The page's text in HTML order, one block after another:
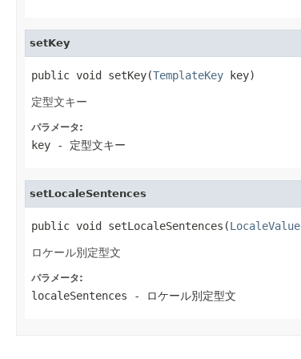
setKey
public void setKey(TemplateKey key)
定型文キー
パラメータ:
key - 定型文キー
setLocaleSentences
public void setLocaleSentences(LocaleValue
ロケール別定型文
パラメータ:
localeSentences - ロケール別定型文